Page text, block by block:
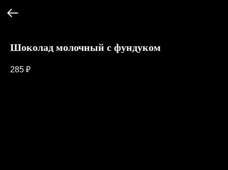
Шоколад молочный с фундуком
285 ₽